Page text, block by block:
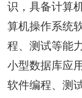
识，具备计算
算机操作系统
程、测试等能
小型数据库应
软件编程、测